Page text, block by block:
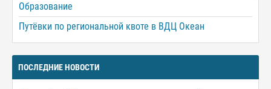
Образование
Путёвки по региональной квоте в ВДЦ Океан
ПОСЛЕДНИЕ НОВОСТИ